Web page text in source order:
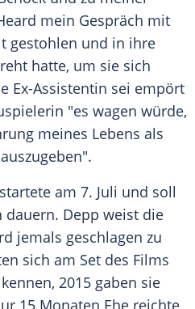
mein Gespräch mit
gestohlen und in ihre
hatte, um sie sich
Ex-Assistentin sei empört
"es wagen würde,
meines Lebens als
startete am 7. Juli und soll
dauern. Depp weist die
jemals geschlagen zu
sich am Set des Films
2015 gaben sie